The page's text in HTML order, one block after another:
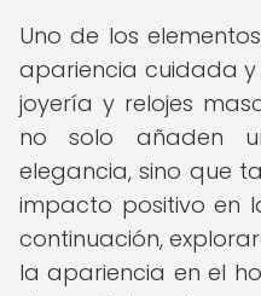
Uno de los
apariencia cuidada
joyería y relojes
no solo añaden
elegancia, sino que
impacto positivo en
continuación,
la apariencia en el